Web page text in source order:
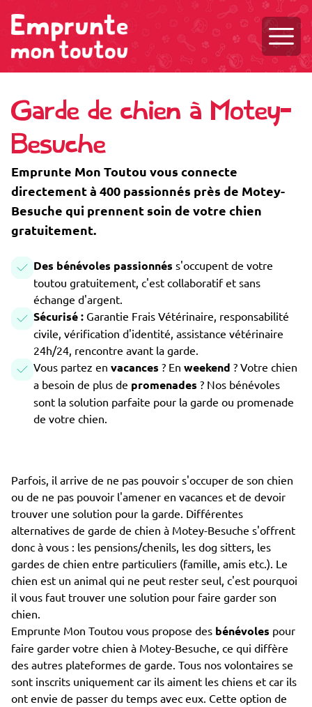
Garde de chien à Motey-
Besuche
Emprunte Mon Toutou vous connecte
directement à 400 passionnés près de Motey-
Besuche qui prennent soin de votre chien
gratuitement.
Des bénévoles passionnés s'occupent de votre
toutou gratuitement, c'est collaboratif et sans
échange d'argent.
Sécurisé : Garantie Frais Vétérinaire, responsabilité
civile, vérification d'identité, assistance vétérinaire
24h/24, rencontre avant la garde.
Vous partez en vacances ? En weekend ? Votre chien
a besoin de plus de promenades ? Nos bénévoles
sont la solution parfaite pour la garde ou promenade
de votre chien.
Parfois, il arrive de ne pas pouvoir s'occuper de son chien
ou de ne pas pouvoir l'amener en vacances et de devoir
trouver une solution pour la garde. Différentes
alternatives de garde de chien à Motey-Besuche s'offrent
donc à vous : les pensions/chenils, les dog sitters, les
gardes de chien entre particuliers (famille, amis etc.). Le
chien est un animal qui ne peut rester seul, c'est pourquoi
il vous faut trouver une solution pour faire garder son
chien.
Emprunte Mon Toutou vous propose des bénévoles pour
faire garder votre chien à Motey-Besuche, ce qui diffère
des autres plateformes de garde. Tous nos volontaires se
sont inscrits uniquement car ils aiment les chiens et car ils
ont envie de passer du temps avec eux. Cette option de